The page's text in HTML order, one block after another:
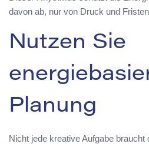
davon ab, nur von Druck und
Nutzen Sie
Planung
Nicht jede kreative Aufgabe braucht